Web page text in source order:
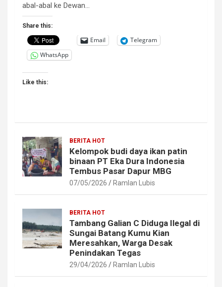
abal-abal ke Dewan…
Share this:
Email
Telegram
WhatsApp
Like this:
BERITA HOT
Kelompok budi daya ikan patin
binaan PT Eka Dura Indonesia
Tembus Pasar Dapur MBG
07/05/2026 Ramlan Lubis
BERITA HOT
Tambang Galian C Diduga Ilegal di
Sungai Batang Kumu Kian
Meresahkan, Warga Desak
Penindakan Tegas
29/04/2026 Ramlan Lubis